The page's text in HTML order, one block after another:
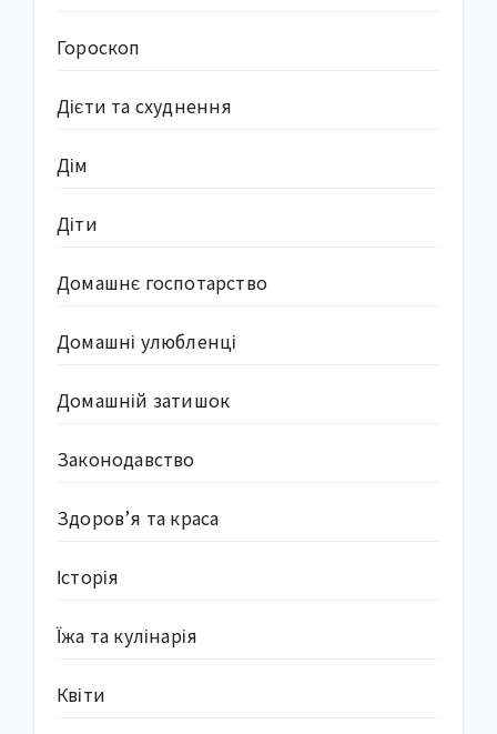
Гороскоп
Дієти та схуднення
Дім
Діти
Домашнє госпотарство
Домашні улюбленці
Домашній затишок
Законодавство
Здоров’я та краса
Історія
Їжа та кулінарія
Квіти